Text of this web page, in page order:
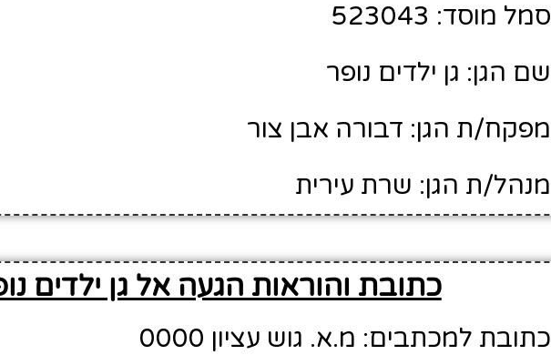
סמל מוסד: 523043
שם הגן: גן ילדים נופר
מפקח/ת הגן: דבורה אבן צור
מנהל/ת הגן: שרת עירית
כתובת והוראות הגעה אל גן ילדים
כתובת למכתבים: מ.א. גוש עציון 0000